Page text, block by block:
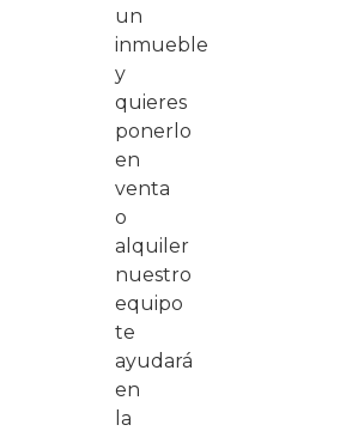
un
inmueble
y
quieres
ponerlo
en
venta
o
alquiler
nuestro
equipo
te
ayudará
en
la